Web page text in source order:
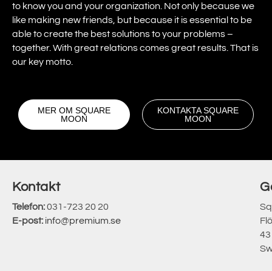
to know you and your organization. Not only because we
like making new friends, but because it is essential to be
able to create the best solutions to your problems –
together. With great relations comes great results. That is
our key motto.
MER OM SQUARE
MOON
KONTAKTA SQUARE
MOON
Kontakt
Telefon:031-723 20 20
E-post: info@premium.se